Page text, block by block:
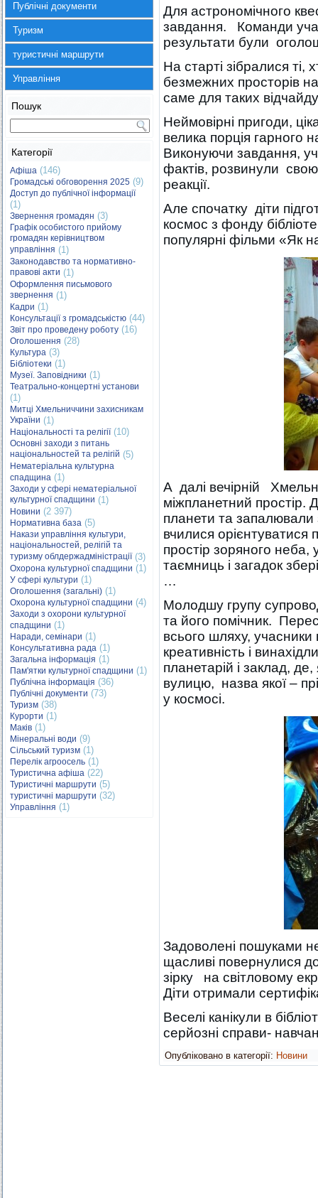
Публічні документи
Туризм
туристичні маршрути
Управління
Пошук
Категорії
Афіша (146)
Громадські обговорення 2025 (9)
Доступ до публічної інформації
(1)
Звернення громадян (3)
Графік особистого прийому
громадян керівництвом
управління (1)
Законодавство та нормативно-
правові акти (1)
Оформлення письмового
звернення (1)
Кадри (1)
Консультації з громадськістю (44)
Звіт про проведену роботу (16)
Оголошення (28)
Культура (3)
Бібліотеки (1)
Музеї. Заповідники (1)
Театрально-концертні установи
(1)
Митці Хмельниччини захисникам
України (1)
Національності та релігії(10)
Основні заходи з питань
національностей та релігій (5)
Нематеріальна культурна
спадщина (1)
Заходи у сфері нематеріальної
культурної спадщини (1)
Новини (2 397)
Нормативна база (5)
Накази управління культури,
національностей, релігій та
туризму облдержадміністрації(3)
Охорона культурної спадщини (1)
У сфері культури (1)
Оголошення (загальні) (1)
Охорона культурної спадщини (4)
Заходи з охорони культурної
спадщини (1)
Наради, семінари (1)
Консультативна рада (1)
Загальна інформація (1)
Пам'ятки культурної спадщини (1)
Публічна інформація (36)
Публічні документи (73)
Туризм (38)
Курорти (1)
Маків (1)
Мінеральні води (9)
Сільський туризм (1)
Перелік агроосель (1)
Туристична афіша (22)
Туристичні маршрути (5)
туристичні маршрути (32)
Управління (1)
Для астрономічного
завдання. Команди
результати були
На старті зібралися
безмежних просторів
саме для таких
Неймовірні пригоди,
велика порція гарного
Виконуючи завдання,
фактів, розвинули
реакції.
Але спочатку діти
космос з фонду
популярні фільми «Як
А далі вечірній
міжпланетний простір.
планети та запалювали
вчилися орієнтуватися
простір зоряного неба,
таємниць і загадок
…
Молодшу групу
та його помічник.
всього шляху, учасники
креативність і
планетарій і заклад,
вулицю, назва якої –
у космосі.
Задоволені пошуками
щасливі повернулися
зірку на світловому
Діти отримали
Веселі канікули в
серйозні справи-
Опубліковано в категорії: Новини